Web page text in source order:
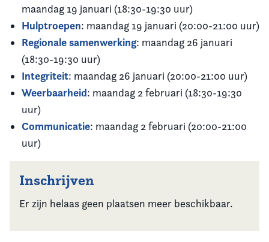
maandag 19 januari (18:30-19:30 uur)
Hulptroepen: maandag 19 januari (20:00-21:00 uur)
Regionale samenwerking: maandag 26 januari
(18:30-19:30 uur)
Integriteit: maandag 26 januari (20:00-21:00 uur)
Weerbaarheid: maandag 2 februari (18:30-19:30
uur)
Communicatie: maandag 2 februari (20:00-21:00
uur)
Inschrijven
Er zijn helaas geen plaatsen meer beschikbaar.